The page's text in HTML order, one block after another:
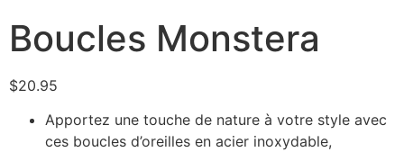
Boucles Monstera
$20.95
Apportez une touche de nature à votre style avec
ces boucles d’oreilles en acier inoxydable,